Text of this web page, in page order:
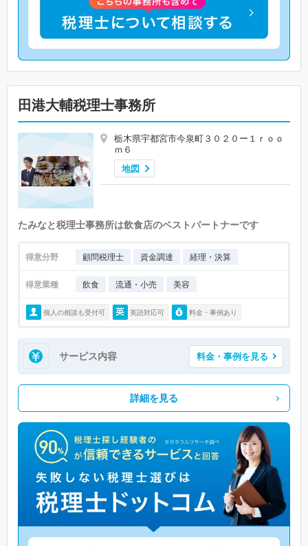
田港大輔税理士事務所
栃木県宇都宮市今泉町３０２０ー１ｒｏｏ
ｍ６
地図
たみなと税理士事務所は飲食店のベストパートナーです
得意分野 顧問税理士 資金調達 経理・決算
得意業種 飲食 流通・小売 美容
個人の相談も受付可 英語対応可 料金・事例あり
サービス内容 料金・事例を見る
詳細を見る